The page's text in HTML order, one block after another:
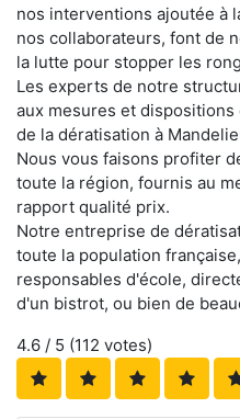
nos interventions ajoutée à
nos collaborateurs, font de
la lutte pour stopper les
Les experts de notre
aux mesures et
de la dératisation à
Nous vous faisons profiter
toute la région, fournis au
rapport qualité prix.
Notre entreprise de
toute la population
responsables d'école,
d'un bistrot, ou bien de
4.6 / 5 (112 votes)